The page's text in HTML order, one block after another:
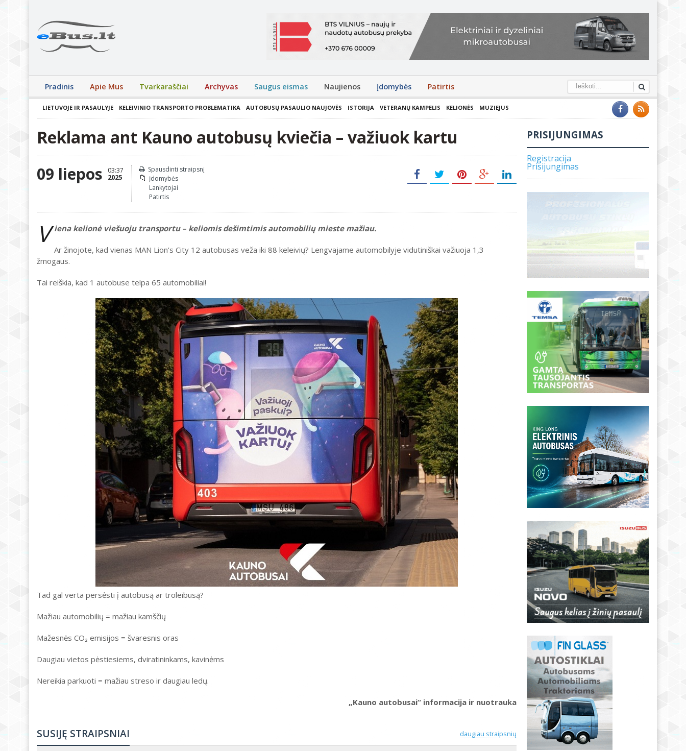
Pradinis Apie Mus Tvarkaraščiai Archyvas Saugus eismas Naujienos Įdomybės Patirtis
LIETUVOJE IR PASAULYJE KELEIVINIO TRANSPORTO PROBLEMATIKA AUTOBUSŲ PASAULIO NAUJOVĖS ISTORIJA VETERANŲ KAMPELIS KELIONĖS MUZIEJUS
Reklama ant Kauno autobusų kviečia – važiuok kartu
09 liepos 03:37
2025
Spausdinti straipsnį
Įdomybės
Lankytojai
Patirtis
V iena kelionė viešuoju transportu – keliomis dešimtimis automobilių mieste mažiau.
Ar žinojote, kad vienas MAN Lion’s City 12 autobusas veža iki 88 keleivių? Lengvajame automobilyje vidutiniškai važiuoja 1,3
žmogaus.
Tai reiškia, kad 1 autobuse telpa 65 automobiliai!
Tad gal verta persėsti į autobusą ar troleibusą?
Mažiau automobilių = mažiau kamščių
Mažesnės CO₂ emisijos = švaresnis oras
Daugiau vietos pėstiesiems, dviratininkams, kavinėms
Nereikia parkuoti = mažiau streso ir daugiau ledų.
„Kauno autobusai“ informacija ir nuotrauka
daugiau straipsnių
SUSIJĘ STRAIPSNIAI
PRISIJUNGIMAS
Registracija
Prisijungimas